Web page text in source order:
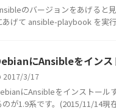
のバージョンをあげると
あげて ansible-playbook を実
にAnsibleをインス
2017/3/17
にAnsibleをインストール
のが1.9系です。(2015/11/14